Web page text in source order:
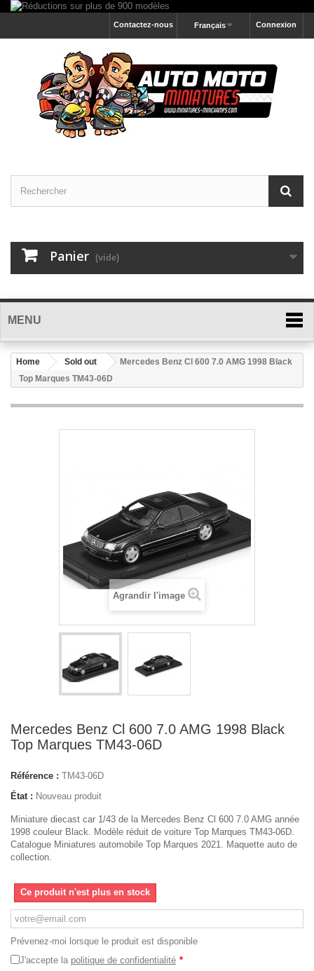
Connexion
Français
Contactez-nous
Panier (vide)
MENU
Home Sold out
Mercedes Benz Cl 600 7.0 AMG 1998 Black
Top Marques TM43-06D
Agrandir l'image
Mercedes Benz Cl 600 7.0 AMG 1998 Black
Top Marques TM43-06D
Référence : TM43-06D
État : Nouveau produit
Miniature diecast car 1/43 de la Mercedes Benz Cl 600 7.0 AMG année
1998 couleur Black. Modèle réduit de voiture Top Marques TM43-06D.
Catalogue Miniatures automobile Top Marques 2021. Maquette auto de
collection.
Ce produit n'est plus en stock
Prévenez-moi lorsque le produit est disponible
J'accepte la politique de confidentialité *